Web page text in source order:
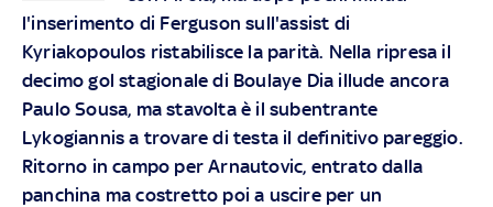
l'inserimento di Ferguson sull'assist di
Kyriakopoulos ristabilisce la parità. Nella ripresa il
decimo gol stagionale di Boulaye Dia illude ancora
Paulo Sousa, ma stavolta è il subentrante
Lykogiannis a trovare di testa il definitivo pareggio.
Ritorno in campo per Arnautovic, entrato dalla
panchina ma costretto poi a uscire per un